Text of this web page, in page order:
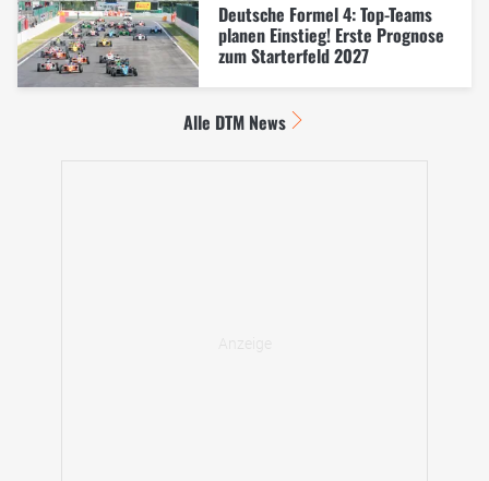
Deutsche Formel 4: Top-Teams
planen Einstieg! Erste Prognose
zum Starterfeld 2027
Alle DTM News